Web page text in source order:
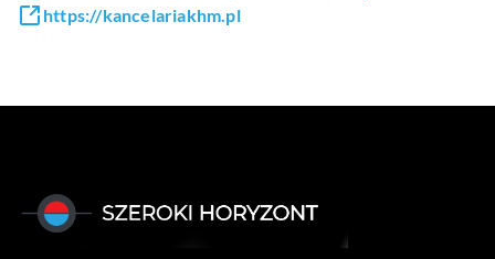
https://kancelariakhm.pl